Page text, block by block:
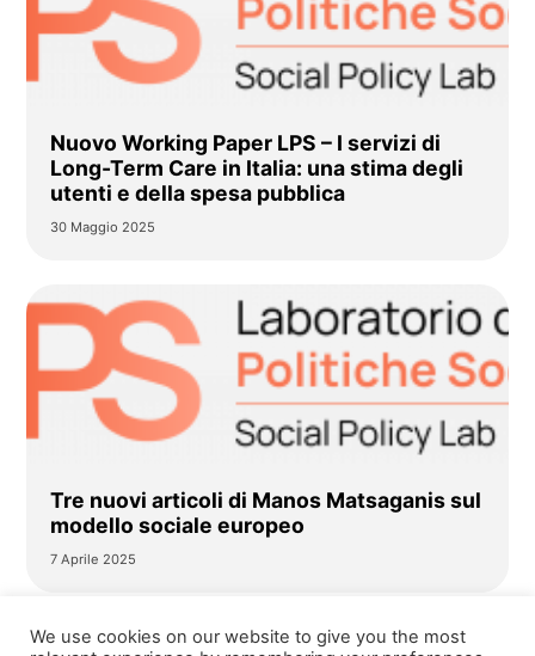
Nuovo Working Paper LPS – I servizi di
Long-Term Care in Italia: una stima degli
utenti e della spesa pubblica
30 Maggio 2025
Tre nuovi articoli di Manos Matsaganis sul
modello sociale europeo
7 Aprile 2025
We use cookies on our website to give you the most